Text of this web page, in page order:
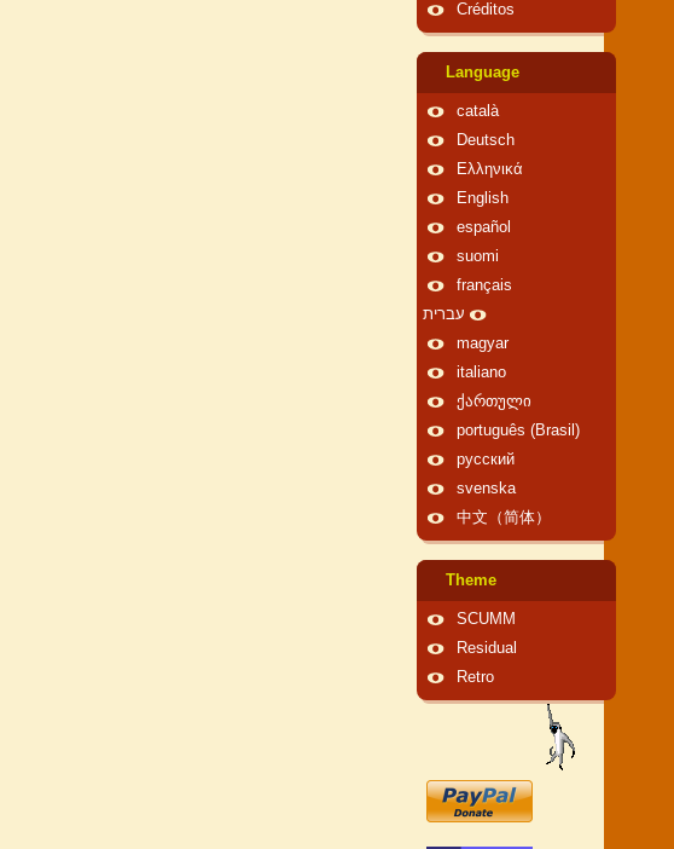
Créditos
Language
català
Deutsch
Ελληνικά
English
español
suomi
français
עברית
magyar
italiano
ქართული
português (Brasil)
русский
svenska
中文（简体）
Theme
SCUMM
Residual
Retro